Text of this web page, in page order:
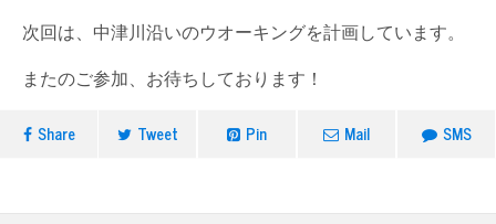
次回は、中津川沿いのウオーキングを計画しています。
またのご参加、お待ちしております！
Share Tweet Pin Mail SMS